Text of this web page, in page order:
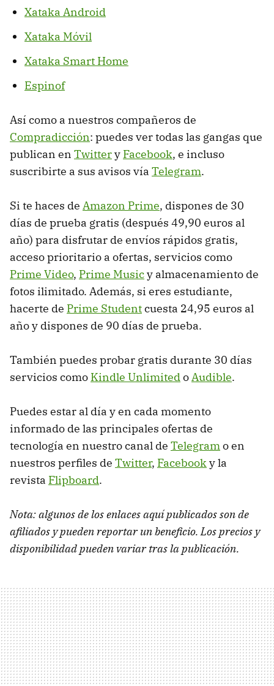
Xataka Android
Xataka Móvil
Xataka Smart Home
Espinof
Así como a nuestros compañeros de
Compradicción: puedes ver todas las gangas que
publican en Twittery Facebook, e incluso
suscribirte a sus avisos vía Telegram.
Si te haces de Amazon Prime, dispones de 30
días de prueba gratis (después 49,90 euros al
año) para disfrutar de envíos rápidos gratis,
acceso prioritario a ofertas, servicios como
Prime Video, Prime Musicy almacenamiento de
fotos ilimitado. Además, si eres estudiante,
hacerte de Prime Studentcuesta 24,95 euros al
año y dispones de 90 días de prueba.
También puedes probar gratis durante 30 días
servicios como Kindle UnlimitedoAudible.
Puedes estar al día y en cada momento
informado de las principales ofertas de
tecnología en nuestro canal de Telegramo en
nuestros perfiles de Twitter, Facebooky la
revista Flipboard.
Nota: algunos de los enlaces aquí publicados son de
afiliados y pueden reportar un beneficio. Los precios y
disponibilidad pueden variar tras la publicación.